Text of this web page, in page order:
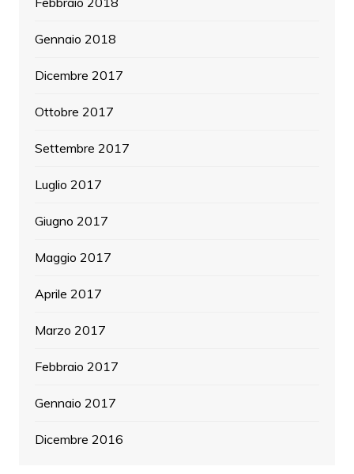
Gennaio 2018
Dicembre 2017
Ottobre 2017
Settembre 2017
Luglio 2017
Giugno 2017
Maggio 2017
Aprile 2017
Marzo 2017
Febbraio 2017
Gennaio 2017
Dicembre 2016